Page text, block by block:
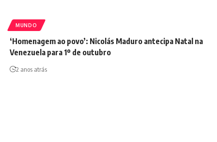
MUNDO
‘Homenagem ao povo’: Nicolás Maduro antecipa Natal na
Venezuela para 1º de outubro
2 anos atrás